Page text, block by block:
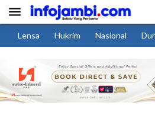

Lensa Hukrim Nasional